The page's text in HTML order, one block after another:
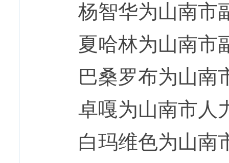
杨智华为山南市
夏哈林为山南市
巴桑罗布为山南
卓嘎为山南市人
白玛维色为山南